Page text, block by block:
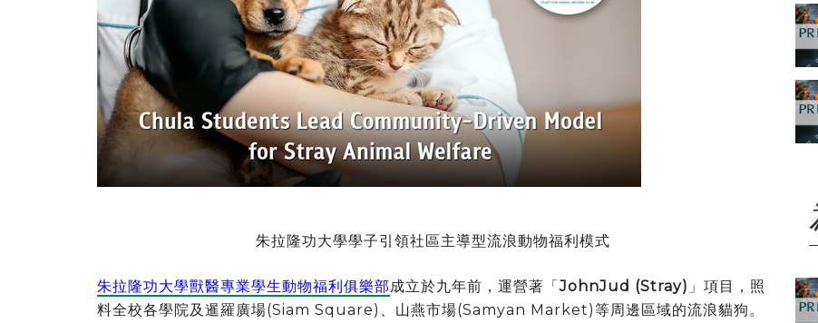
朱拉隆功大學學子引領社區主導型流浪動物福利模式
朱拉隆功大學獸醫專業學生動物福利俱樂部成立於九年前，運營著「JohnJud (Stray) 」項目，照
料全校各學院及暹羅廣場(Siam Square)、山燕市場(Samyan Market)等周邊區域的流浪貓狗。